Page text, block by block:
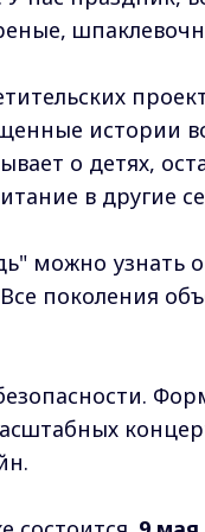
истории
о детях,
в другие
можно узнать
поколения